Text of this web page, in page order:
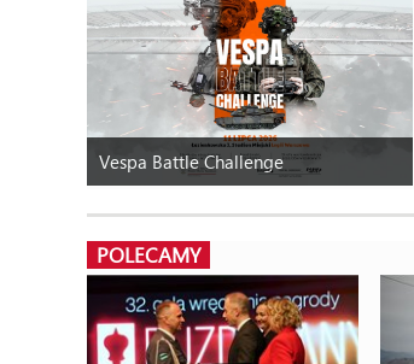
Vespa Battle Challenge
POLECAMY